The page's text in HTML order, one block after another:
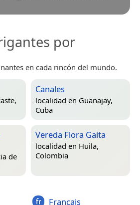
por
en cada rincón del mundo.
Canales
localidad en Guanajay,
Cuba
de
Vereda Flora Gaita
localidad en Huila,
Colombia
Français